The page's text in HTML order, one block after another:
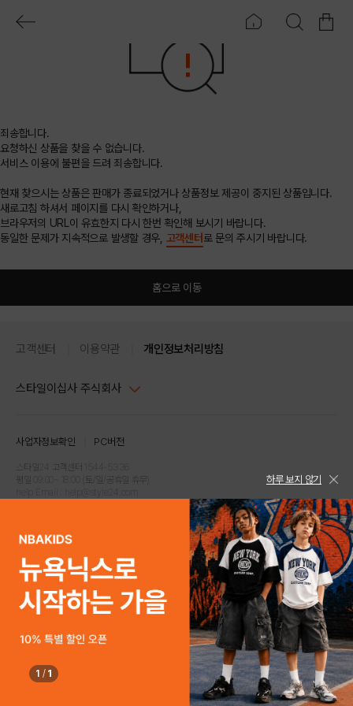
죄송합니다.
요청하신 상품을 찾을 수 없습니다.
서비스 이용에 불편을 드려 죄송합니다.
현재 찾으시는 상품은 판매가 종료되었거나 상품정보 제공이 중지된 상품입니다.
새로고침 하셔서 페이지를 다시 확인하거나,
브라우저의 URL이 유효한지 다시 한번 확인해 보시기 바랍니다.
동일한 문제가 지속적으로 발생할 경우, 고객센터 로 문의 주시기 바랍니다.
홈으로 이동
고객센터 이용약관 개인정보처리방침
스타일이십사 주식회사
주소 : 서울시 강남구 논현로 633, 6층 (논현동, 한세엠케이빌딩)
사업자등록번호 : 116-81-32499
통신판매업신고번호 : 제 2024-서울강남-04239
고객센터 1544-5336(평일 09:00~ 18:00 토/일/공휴일 휴무)
사업자정보확인 PC버전
스타일24 고객센터 1544-5336
평일 09:00~ 18:00 (토/일/공휴일 휴무)
COPYRIGHTⓒ2021 STYLE24 ALL RIGHTS RESERVED.
하루 보지 않기
1 / 1